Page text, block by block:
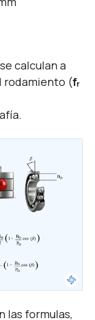
calculan a
rodamiento (fᵣ
las formulas,